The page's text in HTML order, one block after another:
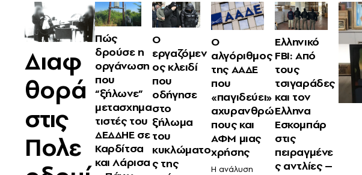
Διαφ
θορά
στις
Πολε
Πώς
δρούσε η
οργάνωση
που
“ξήλωνε”
μετασχημα
τιστές του
ΔΕΔΔΗΕ σε
Καρδίτσα
και Λάρισα
Ο
εργαζόμεν
ος κλειδί
που
οδήγησε
στο
ξήλωμα
του
κυκλώματο
ς της
Ο
αλγόριθμος
της ΑΑΔΕ
που
«παγιδεύει»
αχυρανθρώ
πους και
ΑΦΜ μιας
χρήσης
Η ανάλυση
Ελληνικό
FBI: Από
τους
τσιγαράδες
και τον
Ελληνα
Εσκομπάρ
στις
πειραγμένε
ς αντλίες –